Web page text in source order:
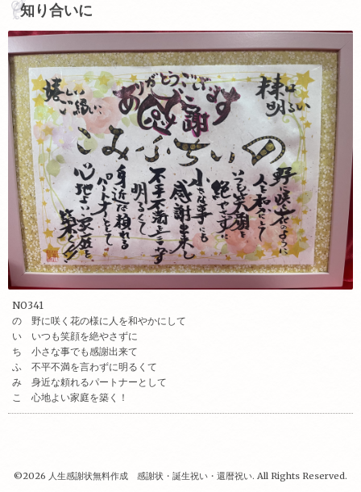
知り合いに
NO341
の 野に咲く花の様に人を和やかにして
い いつも笑顔を絶やさずに
ち 小さな事でも感謝出来て
ふ 不平不満を言わずに明るくて
み 身近な頼れるパートナーとして
こ 心地よい家庭を築く！
©2026 人生感謝状無料作成 感謝状・誕生祝い・還暦祝い. All Rights Reserved.